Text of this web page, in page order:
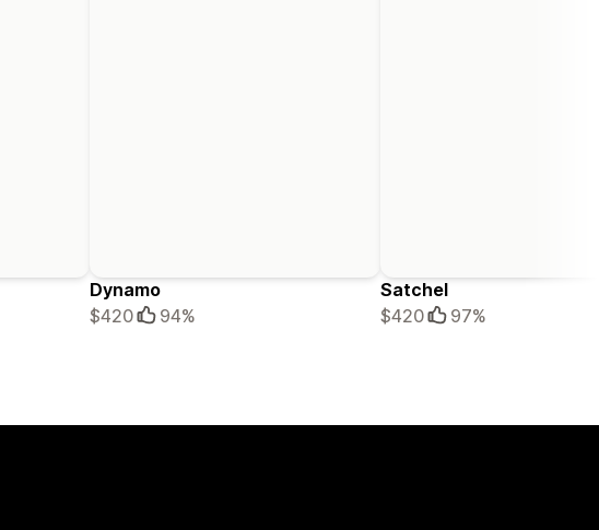
Dynamo
$420
94%
Satchel
$420
97%